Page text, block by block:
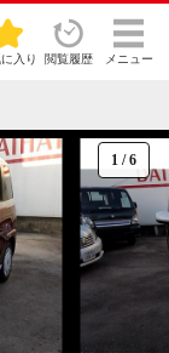
入り 閲覧履歴 メニュー
1 /6